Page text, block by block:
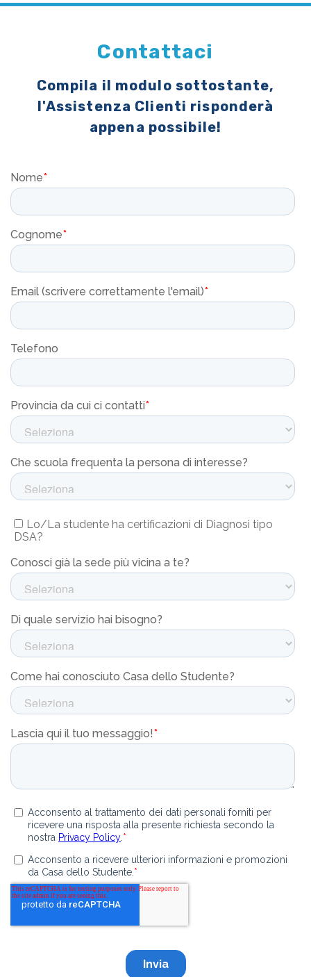
Contattaci
Compila il modulo sottostante,
l'Assistenza Clienti risponderà
appena possibile!